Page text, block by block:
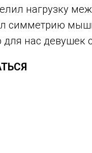
нагрузку
симметрию
для нас девушек